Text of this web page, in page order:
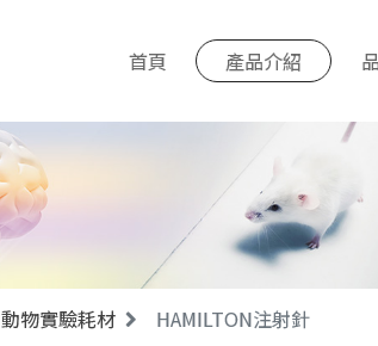
首頁 產品介紹
動物實驗耗材 HAMILTON注射針